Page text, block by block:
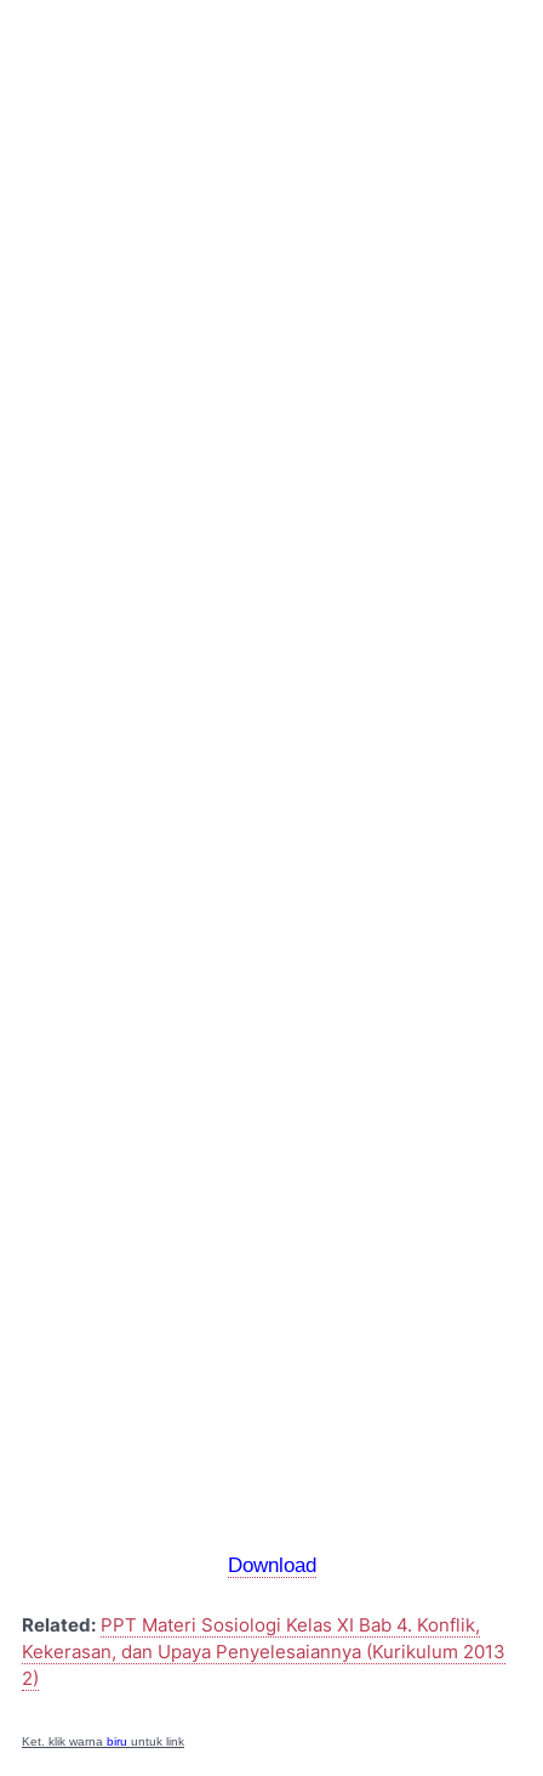
Download
Related: PPT Materi Sosiologi Kelas XI Bab 4. Konflik,
Kekerasan, dan Upaya Penyelesaiannya (Kurikulum 2013
2)
Ket. klik warna biru untuk link